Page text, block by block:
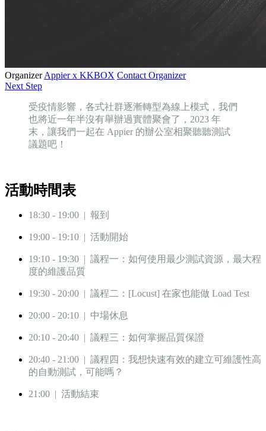
OrganizerAppier x KKBOX Contact Organizer
Next Step
受疫情影響，各式社群逐漸轉型為線上模式，我們
也將近一年半沒有舉辦過實體聚會了，2023 年
末，讓我們一起在 Appier 的辦公室相聚聽聽測試
議題吧！
活動時間表
18:30 - 19:00 | 報到
19:00 - 19:10 | 活動開始
19:10 - 19:30 | 議程一：如何使用最少測試資源，最大程
度的維護品質
19:30 - 20:00 | 議程二：[Locust] 在家也能做 Load Test
20:00 - 20:10 | 中場休息
20:10 - 20:40 | 議程三：如何掌握品質保證
20:40 - 21:00 | 議程四：我想快速有效的建立可維護性高
的自動測試，可能嗎？
21:00 | 活動結束